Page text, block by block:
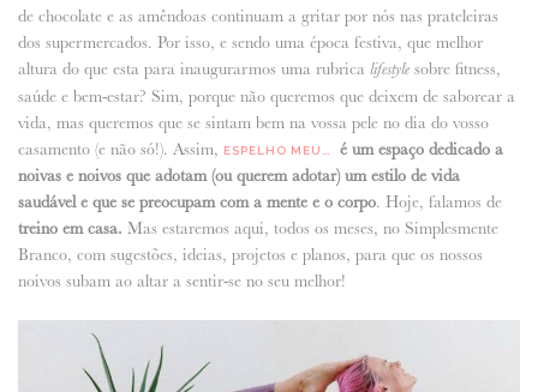
ANUNCIE CONNOSCO
de chocolate e as amêndoas continuam a gritar por nós nas prateleiras
dos supermercados. Por isso, e sendo uma época festiva, que melhor
altura do que esta para inaugurarmos uma rubrica lifestyle sobre fitness,
saúde e bem-estar? Sim, porque não queremos que deixem de saborear a
vida, mas queremos que se sintam bem na vossa pele no dia do vosso
casamento (e não só!). Assim,
ESPELHO MEU…
é um espaço dedicado a
noivas e noivos que adotam (ou querem adotar) um estilo de vida
saudável e que se preocupam com a mente e o corpo. Hoje, falamos de
treino em casa. Mas estaremos aqui, todos os meses, no Simplesmente
Branco, com sugestões, ideias, projetos e planos, para que os nossos
noivos subam ao altar a sentir-se no seu melhor!